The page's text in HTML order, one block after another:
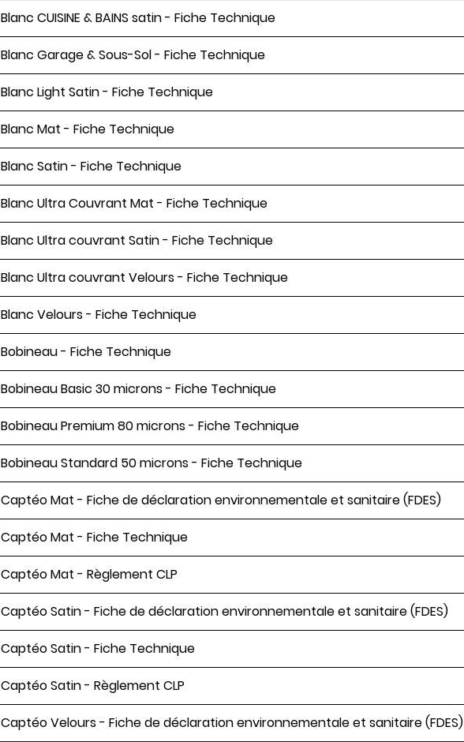
Blanc CUISINE & BAINS satin - Fiche Technique
Blanc Garage & Sous-Sol - Fiche Technique
Blanc Light Satin - Fiche Technique
Blanc Mat - Fiche Technique
Blanc Satin - Fiche Technique
Blanc Ultra Couvrant Mat - Fiche Technique
Blanc Ultra couvrant Satin - Fiche Technique
Blanc Ultra couvrant Velours - Fiche Technique
Blanc Velours - Fiche Technique
Bobineau - Fiche Technique
Bobineau Basic 30 microns - Fiche Technique
Bobineau Premium 80 microns - Fiche Technique
Bobineau Standard 50 microns - Fiche Technique
Captéo Mat - Fiche de déclaration environnementale et sanitaire (FDES)
Captéo Mat - Fiche Technique
Captéo Mat - Règlement CLP
Captéo Satin - Fiche de déclaration environnementale et sanitaire (FDES)
Captéo Satin - Fiche Technique
Captéo Satin - Règlement CLP
Captéo Velours - Fiche de déclaration environnementale et sanitaire (FDES)